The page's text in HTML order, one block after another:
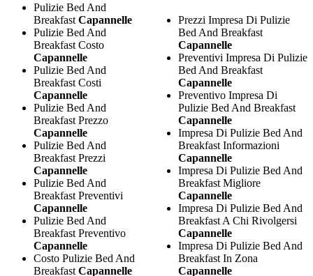
Pulizie Bed And
Breakfast Capannelle
Pulizie Bed And
Breakfast Costo
Capannelle
Pulizie Bed And
Breakfast Costi
Capannelle
Pulizie Bed And
Breakfast Prezzo
Capannelle
Pulizie Bed And
Breakfast Prezzi
Capannelle
Pulizie Bed And
Breakfast Preventivi
Capannelle
Pulizie Bed And
Breakfast Preventivo
Capannelle
Costo Pulizie Bed And
Breakfast Capannelle
Prezzi Impresa Di Pulizie
Bed And Breakfast
Capannelle
Preventivi Impresa Di Pulizie
Bed And Breakfast
Capannelle
Preventivo Impresa Di
Pulizie Bed And Breakfast
Capannelle
Impresa Di Pulizie Bed And
Breakfast Informazioni
Capannelle
Impresa Di Pulizie Bed And
Breakfast Migliore
Capannelle
Impresa Di Pulizie Bed And
Breakfast A Chi Rivolgersi
Capannelle
Impresa Di Pulizie Bed And
Breakfast In Zona
Capannelle